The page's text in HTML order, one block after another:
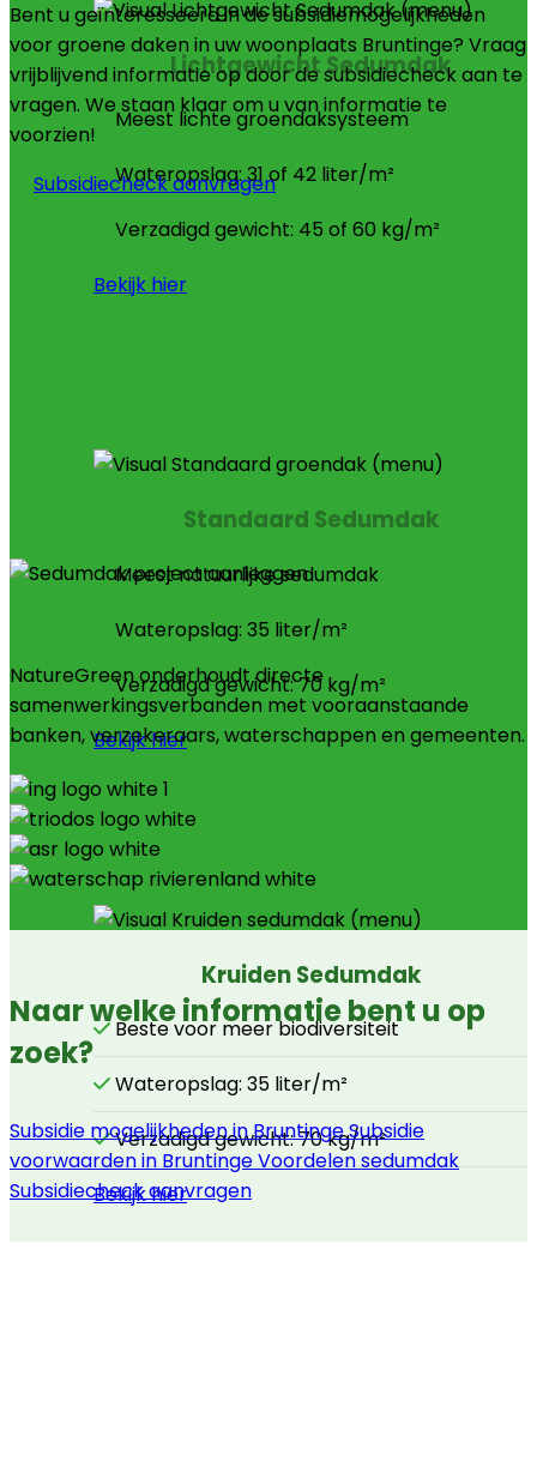
Lichtgewicht Sedumdak
Meest lichte groendaksysteem
Wateropslag: 31 of 42 liter/m²
Verzadigd gewicht: 45 of 60 kg/m²
Bekijk hier
Standaard Sedumdak
Meest natuurlijke sedumdak
Wateropslag: 35 liter/m²
Verzadigd gewicht: 70 kg/m²
Bekijk hier
Kruiden Sedumdak
Beste voor meer biodiversiteit
Wateropslag: 35 liter/m²
Verzadigd gewicht: 70 kg/m²
Bekijk hier
Bent u geïnteresseerd in de subsidiemogelijkheden
voor groene daken in uw woonplaats Bruntinge? Vraag
vrijblijvend informatie op door de subsidiecheck aan te
vragen. We staan klaar om u van informatie te
voorzien!
Subsidiecheck aanvragen
NatureGreen onderhoudt directe
samenwerkingsverbanden met vooraanstaande
banken, verzekeraars, waterschappen en gemeenten.
Naar welke informatie bent u op
zoek?
Subsidie mogelijkheden in BruntingeSubsidie
voorwaarden in BruntingeVoordelen sedumdak
Subsidiecheck aanvragen